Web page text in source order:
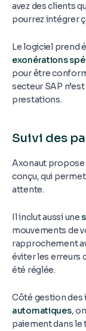
avez des clients
pourrez intégrer
Le logiciel prend
exonérations
pour être
secteur SAP
prestations.
Suivi des
Axonaut
conçu, qui
attente.
Il inclut aussi une
mouvements de
rapprochement
éviter les erreurs
été réglée.
Côté gestion des
automatiques,
paiement dans le